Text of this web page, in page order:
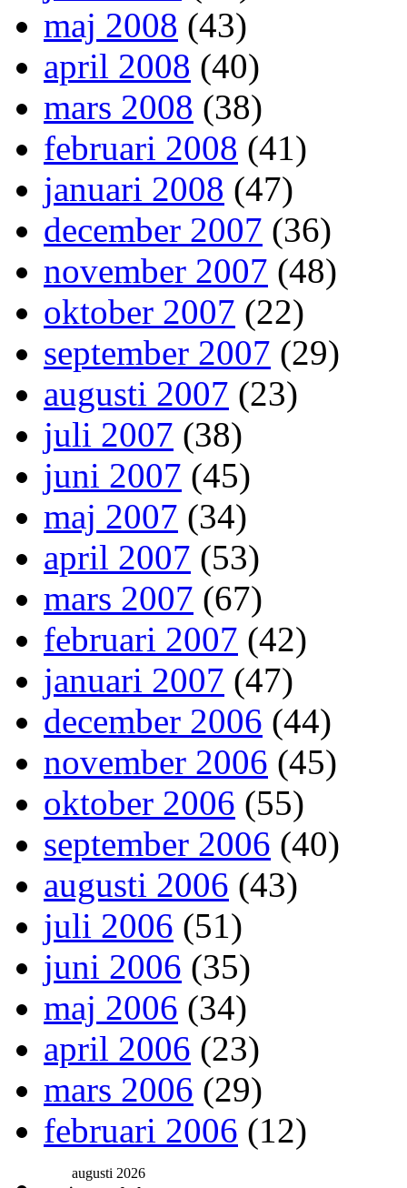
maj 2008 (43)
april 2008 (40)
mars 2008 (38)
februari 2008 (41)
januari 2008 (47)
december 2007 (36)
november 2007 (48)
oktober 2007 (22)
september 2007 (29)
augusti 2007 (23)
juli 2007 (38)
juni 2007 (45)
maj 2007 (34)
april 2007 (53)
mars 2007 (67)
februari 2007 (42)
januari 2007 (47)
december 2006 (44)
november 2006 (45)
oktober 2006 (55)
september 2006 (40)
augusti 2006 (43)
juli 2006 (51)
juni 2006 (35)
maj 2006 (34)
april 2006 (23)
mars 2006 (29)
februari 2006 (12)
augusti 2026